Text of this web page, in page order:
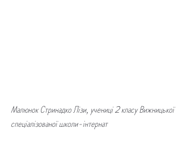
Малюнок Стринадко Лізи, учениці 2 класу Вижницької
спеціалізованої школи-інтернат